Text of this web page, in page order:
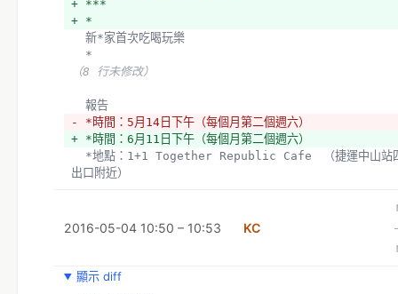
+ ***
+ *
  新*家首次吃喝玩樂
  *
（8 行未修改）
  報告
- *時間：5月14日下午（每個月第二個週六）
+ *時間：6月11日下午（每個月第二個週六）
出口附近）
+ **所有的講座主題都要與罷免相關嗎？
2016-05-04 10:50 – 10:53 KC
顯示 diff